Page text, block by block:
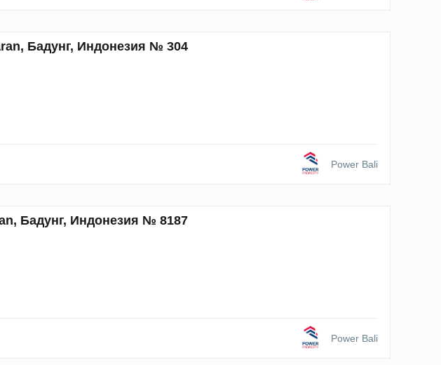
Бадунг, Индонезия № 304
Power Bali
Бадунг, Индонезия № 8187
Power Bali